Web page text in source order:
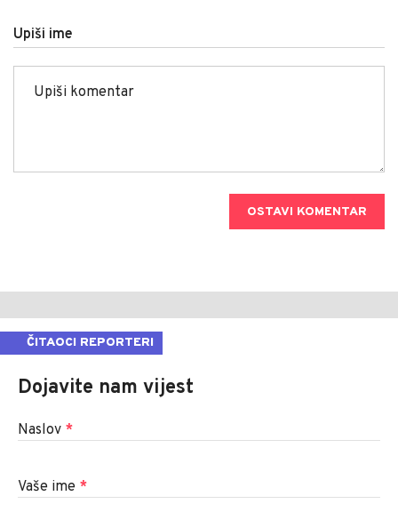
Upiši ime
OSTAVI KOMENTAR
ČITAOCI REPORTERI
Dojavite nam vijest
Naslov *
Vaše ime *